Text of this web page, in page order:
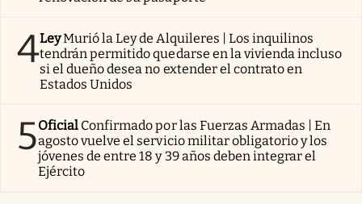
4LeyMurió la Ley de Alquileres | Los inquilinos
tendrán permitido quedarse en la vivienda incluso
si el dueño desea no extender el contrato en
Estados Unidos
5Oficial Confirmado por las Fuerzas Armadas | En
agosto vuelve el servicio militar obligatorio y los
jóvenes de entre 18 y 39 años deben integrar el
Ejército